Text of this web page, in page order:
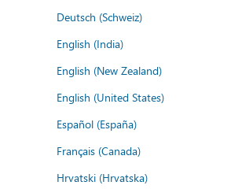
Deutsch (Schweiz)
English (India)
English (New Zealand)
English (United States)
Español (España)
Français (Canada)
Hrvatski (Hrvatska)